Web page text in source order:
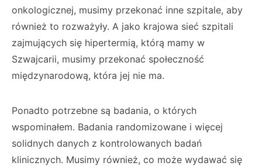
onkologicznej, musimy przekonać inne szpitale, aby
również to rozważyły. A jako krajowa sieć szpitali
zajmujących się hipertermią, którą mamy w
Szwajcarii, musimy przekonać społeczność
międzynarodową, która jej nie ma.
Ponadto potrzebne są badania, o których
wspominałem. Badania randomizowane i więcej
solidnych danych z kontrolowanych badań
klinicznych. Musimy również, co może wydawać się